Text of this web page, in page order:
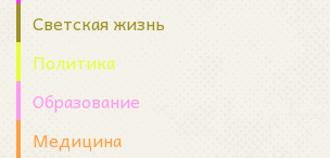
Светская жизнь
Политика
Образование
Медицина